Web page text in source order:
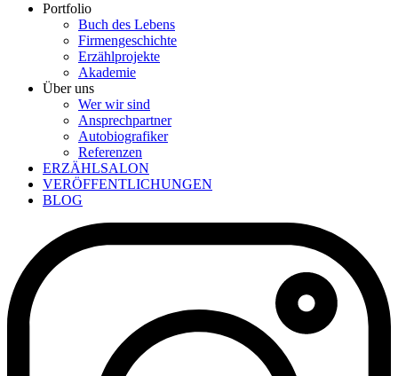
Portfolio
Buch des Lebens
Firmengeschichte
Erzählprojekte
Akademie
Über uns
Wer wir sind
Ansprechpartner
Autobiografiker
Referenzen
ERZÄHLSALON
VERÖFFENTLICHUNGEN
BLOG